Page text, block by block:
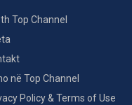
Top Channel
në Top Channel
Policy & Terms of Use